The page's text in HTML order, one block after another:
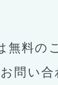
無料の
問い合